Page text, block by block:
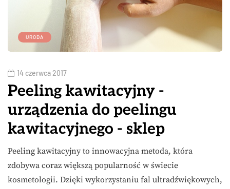
URODA
14 czerwca 2017
Peeling kawitacyjny -
urządzenia do peelingu
kawitacyjnego - sklep
Peeling kawitacyjny to innowacyjna metoda, która
zdobywa coraz większą popularność w świecie
kosmetologii. Dzięki wykorzystaniu fal ultradźwiękowych,